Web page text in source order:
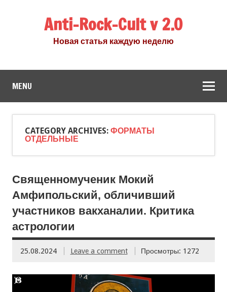
Anti-Rock-Cult v 2.0
Новая статья каждую неделю
MENU
CATEGORY ARCHIVES: ФОРМАТЫ
ОТДЕЛЬНЫЕ
Священномученик Мокий
Амфипольский, обличивший
участников вакханалии. Критика
астрологии
25.08.2024 Leave a comment Просмотры: 1272